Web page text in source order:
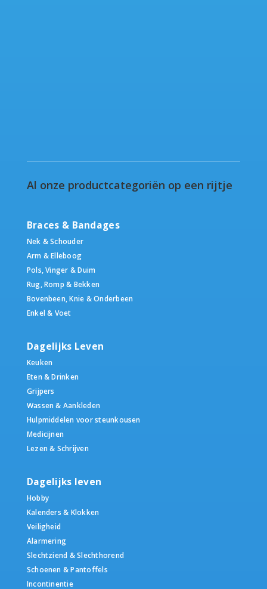
Al onze productcategoriën op een rijtje
Braces & Bandages
Nek & Schouder
Arm & Elleboog
Pols, Vinger & Duim
Rug, Romp & Bekken
Bovenbeen, Knie & Onderbeen
Enkel & Voet
Dagelijks Leven
Keuken
Eten & Drinken
Grijpers
Wassen & Aankleden
Hulpmiddelen voor steunkousen
Medicijnen
Lezen & Schrijven
Dagelijks leven
Hobby
Kalenders & Klokken
Veiligheid
Alarmering
Slechtziend & Slechthorend
Schoenen & Pantoffels
Incontinentie